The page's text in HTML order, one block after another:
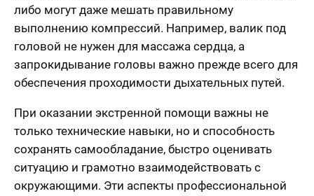
либо могут даже мешать правильному
выполнению компрессий. Например, валик под
головой не нужен для массажа сердца, а
запрокидывание головы важно прежде всего для
обеспечения проходимости дыхательных путей.
При оказании экстренной помощи важны не
только технические навыки, но и способность
сохранять самообладание, быстро оценивать
ситуацию и грамотно взаимодействовать с
окружающими. Эти аспекты профессиональной